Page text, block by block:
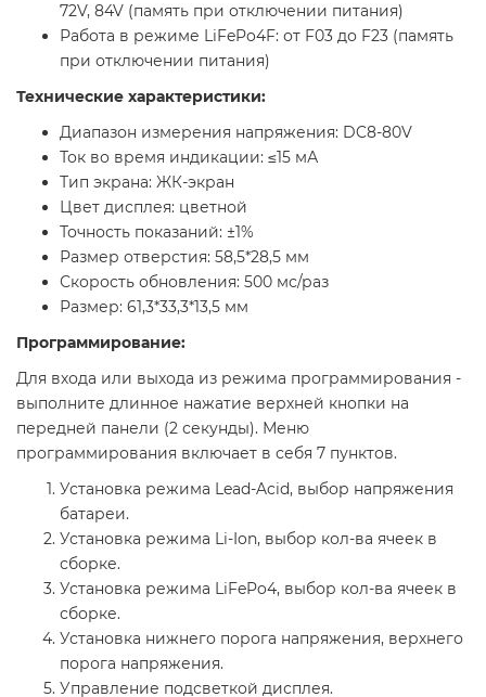
72V, 84V (память при отключении питания)
Работа в режиме LiFePo4F: от F03 до F23 (память
при отключении питания)
Технические характеристики:
Диапазон измерения напряжения: DC8-80V
Ток во время индикации: ≤15 мА
Тип экрана: ЖК-экран
Цвет дисплея: цветной
Точность показаний: ±1%
Размер отверстия: 58,5*28,5 мм
Скорость обновления: 500 мс/раз
Размер: 61,3*33,3*13,5 мм
Программирование:
Для входа или выхода из режима программирования -
выполните длинное нажатие верхней кнопки на
передней панели (2 секунды). Меню
программирования включает в себя 7 пунктов.
Установка режима Lead-Acid, выбор напряжения
батареи.
Установка режима Li-Ion, выбор кол-ва ячеек в
сборке.
Установка режима LiFePo4, выбор кол-ва ячеек в
сборке.
Установка нижнего порога напряжения, верхнего
порога напряжения.
Управление подсветкой дисплея.